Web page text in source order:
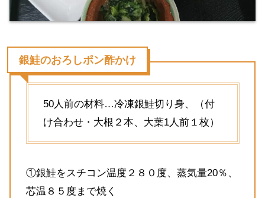
銀鮭のおろしポン酢かけ
50人前の材料…冷凍銀鮭切り身、（付
け合わせ・大根２本、大葉1人前１枚）
①銀鮭をスチコン温度２８０度、蒸気量20％、
芯温８５度まで焼く